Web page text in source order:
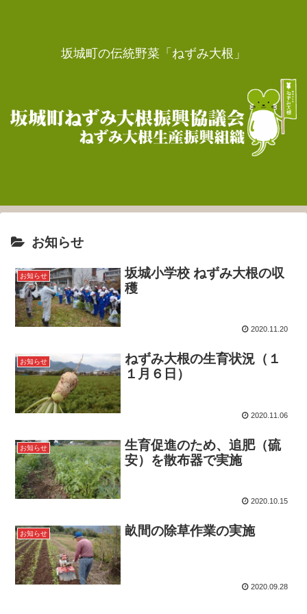
坂城町の伝統野菜「ねずみ大根」
お知らせ
お知らせ
坂城小学校 ねずみ大根の収
穫
2020.11.20
お知らせ
ねずみ大根の生育状況（１
１月６日）
2020.11.06
お知らせ
生育促進のため、追肥（硫
安）を散布器で実施
2020.10.15
お知らせ 畝間の除草作業の実施
2020.09.28